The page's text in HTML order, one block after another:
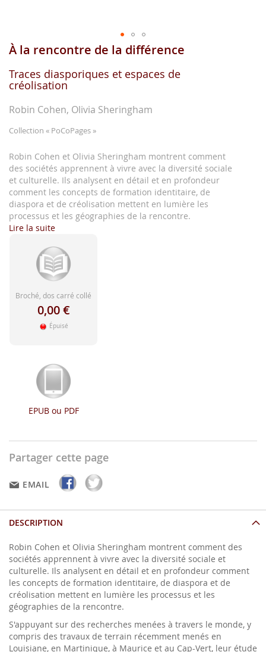
Aller
début
de
gallerie
À la rencontre de la différence
Traces diasporiques et espaces de
créolisation
Robin Cohen, Olivia Sheringham
Collection « PoCoPages »
Robin Cohen et Olivia Sheringham montrent comment
des sociétés apprennent à vivre avec la diversité sociale
et culturelle. Ils analysent en détail et en profondeur
comment les concepts de formation identitaire, de
diaspora et de créolisation mettent en lumière les
processus et les géographies de la rencontre.
Lire la suite
Broché, dos carré collé
0,00 €
Épuisé
EPUB ou PDF
Partager cette page
EMAIL
DESCRIPTION
Robin Cohen et Olivia Sheringham montrent comment des
sociétés apprennent à vivre avec la diversité sociale et
culturelle. Ils analysent en détail et en profondeur comment
les concepts de formation identitaire, de diaspora et de
créolisation mettent en lumière les processus et les
géographies de la rencontre.
S'appuyant sur des recherches menées à travers le monde, y
compris des travaux de terrain récemment menés en
Louisiane, en Martinique, à Maurice et au Cap-Vert, leur étude